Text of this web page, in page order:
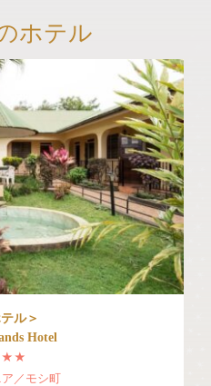
ホテル
ル＞
Hotel
／モシ町